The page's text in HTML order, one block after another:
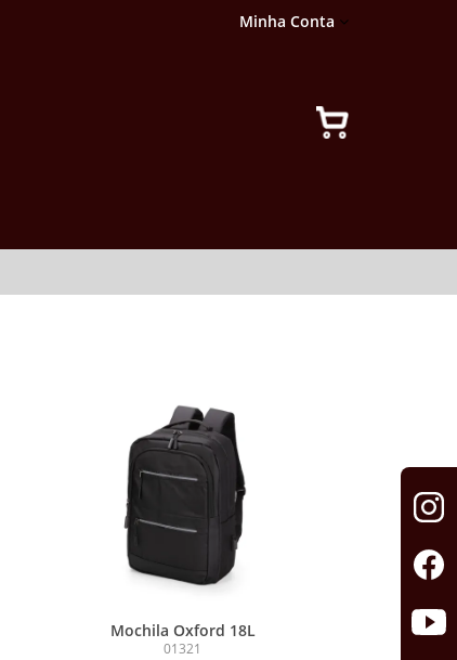
Minha Conta
Mochila Oxford 18L
01321